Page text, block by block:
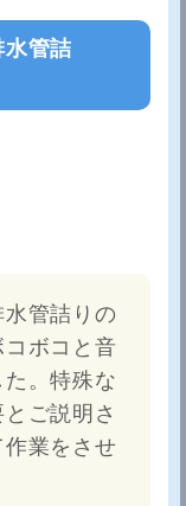
管詰
管詰りの
ボコと音
。特殊な
ご説明さ
業をさせ